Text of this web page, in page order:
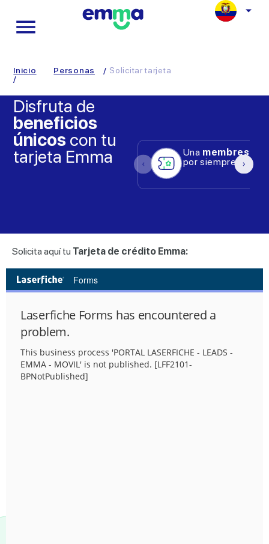
Inicio
/
Personas / Solicitar tarjeta
Disfruta de
beneficios
únicos con tu
tarjeta Emma
Una membresía
por siempre.
Solicita aquí tu Tarjeta de crédito Emma: